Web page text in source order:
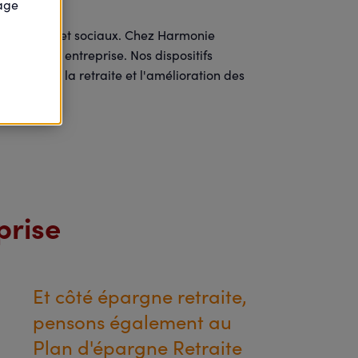
fiscaux et sociaux. Chez Harmonie
grande entreprise. Nos dispositifs
de la retraite et l'amélioration des
Et côté épargne retraite,
pensons également au
Plan d'épargne Retraite